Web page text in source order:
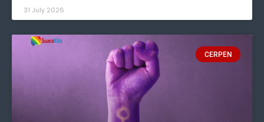
31 July 2026
CERPEN